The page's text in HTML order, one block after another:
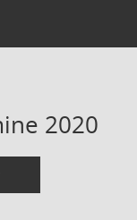
2020